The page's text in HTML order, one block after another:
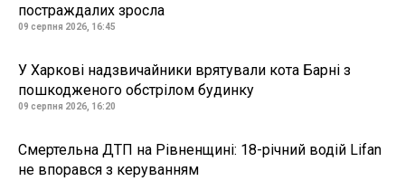
постраждалих зросла
09 серпня 2026, 16:45
У Харкові надзвичайники врятували кота Барні з
пошкодженого обстрілом будинку
09 серпня 2026, 16:20
Смертельна ДТП на Рівненщині: 18-річний водій Lifan
не впорався з керуванням